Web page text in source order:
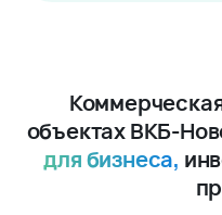
объектах ВКБ-
для бизнеса,